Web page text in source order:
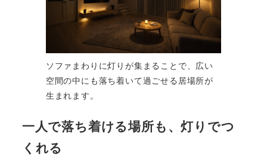
ソファまわりに灯りが集まることで、広い
空間の中にも落ち着いて過ごせる居場所が
生まれます。
一人で落ち着ける場所も、灯りでつ
くれる